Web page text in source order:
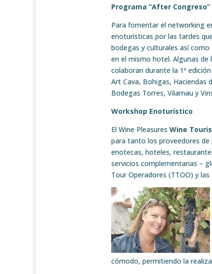
Programa “After Congreso”
Para fomentar el networking
enoturísticas por las tardes
bodegas y culturales así
en el mismo hotel. Algunas de
colaboran durante la 1ª
Art Cava, Bohigas, Haciendas
Bodegas Torres, Vilarnau y
Workshop Enoturístico
El Wine Pleasures Wine
para tanto los proveedores
enotecas, hoteles,
servicios complementarias –
Tour Operadores (TTOO) y
cómodo, permitiendo la